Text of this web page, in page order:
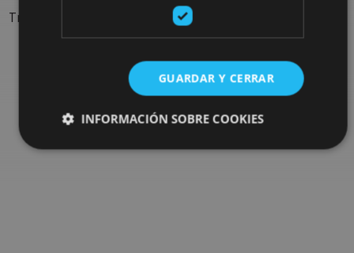
Trouvez des sorties et des propositions pour compléter votre
séjour en Navarre : activités organisées, visites et les
GUARDAR Y CERRAR
INFORMACIÓN SOBRE COOKIES